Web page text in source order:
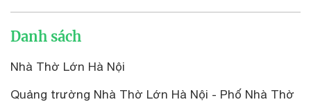
Danh sách
Nhà Thờ Lớn Hà Nội
Quảng trường Nhà Thờ Lớn Hà Nội - Phố Nhà Thờ